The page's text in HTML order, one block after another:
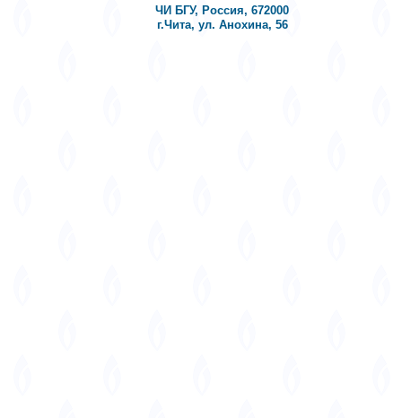
ЧИ БГУ, Россия, 672000
г.Чита, ул. Анохина, 56